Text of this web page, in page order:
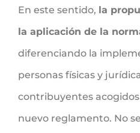
En este sentido, la
la aplicación de la
diferenciando la
personas físicas y
contribuyentes
nuevo reglamento. No